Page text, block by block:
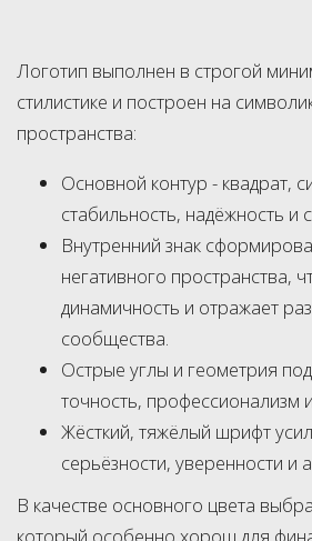
Логотип выполнен в строгой
стилистике и построен на
пространства:
Основной контур - квадрат,
стабильность, надёжность и
Внутренний знак
негативного пространства,
динамичность и отражает
сообщества.
Острые углы и геометрия
точность, профессионализм
Жёсткий, тяжёлый шрифт
серьёзности, уверенности и
В качестве основного цвета
который особенно хорош для